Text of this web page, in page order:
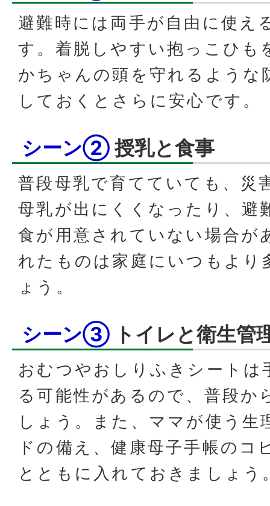
避難時には両手が自由に使え
す。着脱しやすい抱っこひも
かちゃんの頭を守れるような
しておくとさらに安心です。
シーン② 授乳と食事
普段母乳で育てていても、災
母乳が出にくくなったり、避
食が用意されていない場合が
れたものは家庭にいつもより
ょう。
シーン③ トイレと衛生管
おむつやおしりふきシートは
る可能性があるので、普段か
しょう。また、ママが使う生
ドの備え、健康母子手帳のコ
とともに入れておきましょう